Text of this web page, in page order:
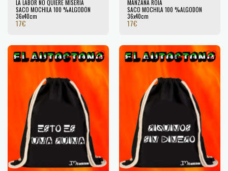
LA LABOR NO QUIERE MISERIA
SACO MOCHILA 100 %ALGODÓN
36x40cm
17€
MANZANA ROIA
SACO MOCHILA 100 %ALGODÓN
36x40cm
17€